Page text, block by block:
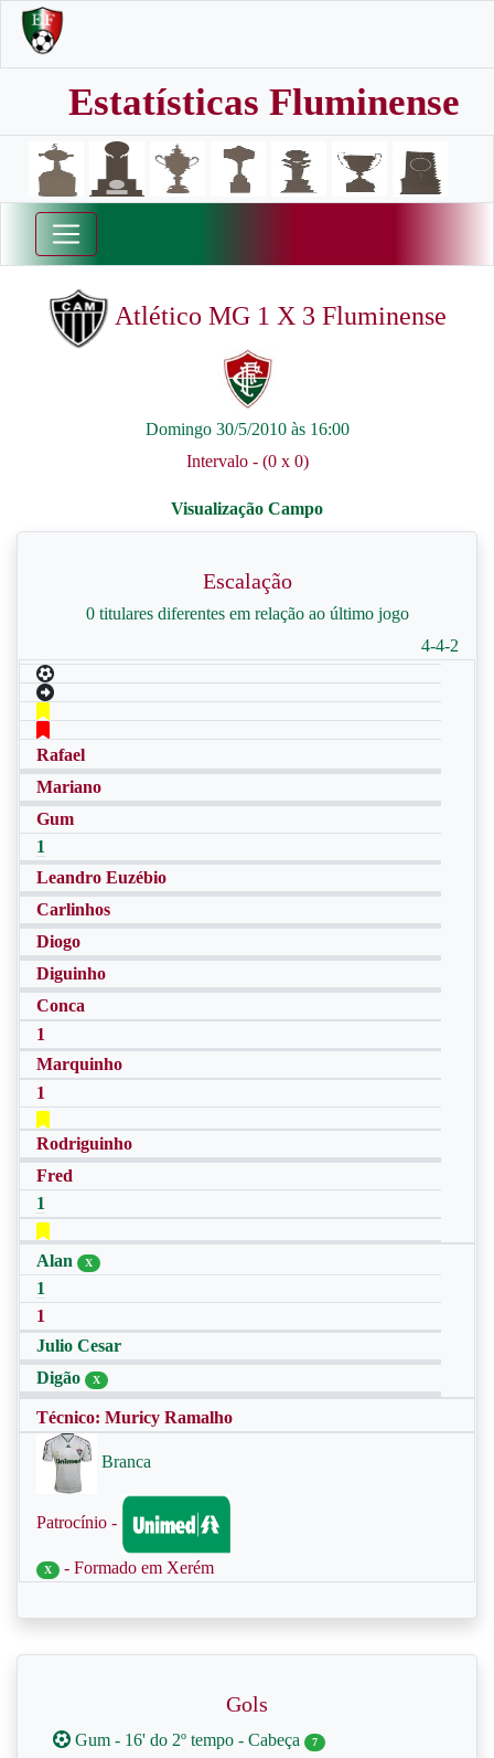
Estatísticas Fluminense
Atlético MG 1 X 3 Fluminense
Domingo 30/5/2010 às 16:00
Intervalo - (0 x 0)
Escalação
0 titulares diferentes em relação ao último jogo
4-4-2
Rafael
Mariano
Gum
1
Leandro Euzébio
Carlinhos
Diogo
Diguinho
Conca
1
Marquinho
1
Rodriguinho
Fred
1
Alan X
1
1
Julio Cesar
Digão
X
Técnico: Muricy Ramalho
Branca
Patrocínio -
X - Formado em Xerém
Gols
Gum - 16' do 2º tempo - Cabeça 7